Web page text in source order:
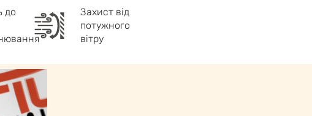
до
Захист від
потужного
вітру